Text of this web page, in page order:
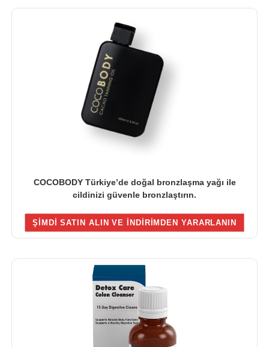
COCOBODY Türkiye’de doğal bronzlaşma yağı ile
cildinizi güvenle bronzlaştırın.
ŞIMDI SATIN ALIN VE INDIRIMDEN YARARLANIN